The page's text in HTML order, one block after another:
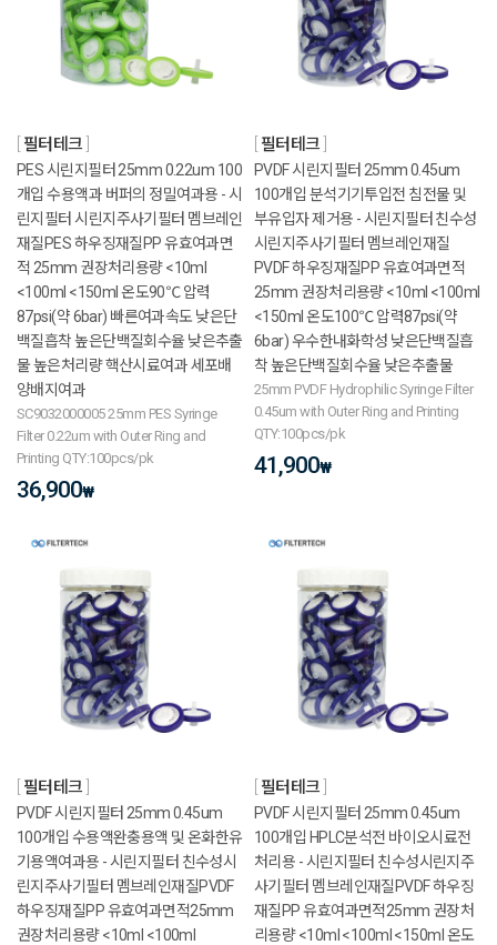
필터테크
PES 시린지필터 25mm 0.22um 100
개입 수용액과 버퍼의 정밀여과용 - 시
린지필터 시린지주사기필터 멤브레인
재질PES 하우징재질PP 유효여과면
적 25mm 권장처리용량 <10ml
<100ml <150ml 온도90℃ 압력
87psi(약 6bar) 빠른여과속도 낮은단
백질흡착 높은단백질회수율 낮은추출
물 높은처리량 핵산시료여과 세포배
양배지여과
SC9032000005 25mm PES Syringe
Filter 0.22um with Outer Ring and
Printing QTY:100pcs/pk
36,900₩
필터테크
PVDF 시린지필터 25mm 0.45um
100개입 분석기기투입전 침전물 및
부유입자 제거용 - 시린지필터 친수성
시린지주사기필터 멤브레인재질
PVDF 하우징재질PP 유효여과면적
25mm 권장처리용량 <10ml <100ml
<150ml 온도100℃ 압력87psi(약
6bar) 우수한내화학성 낮은단백질흡
착 높은단백질회수율 낮은추출물
25mm PVDF Hydrophilic Syringe Filter
0.45um with Outer Ring and Printing
QTY:100pcs/pk
41,900₩
필터테크
PVDF 시린지필터 25mm 0.45um
100개입 수용액완충용액 및 온화한유
기용액여과용 - 시린지필터 친수성시
린지주사기필터 멤브레인재질PVDF
하우징재질PP 유효여과면적25mm
권장처리용량 <10ml <100ml
필터테크
PVDF 시린지필터 25mm 0.45um
100개입 HPLC분석전 바이오시료전
처리용 - 시린지필터 친수성시린지주
사기필터 멤브레인재질PVDF 하우징
재질PP 유효여과면적25mm 권장처
리용량 <10ml <100ml <150ml 온도